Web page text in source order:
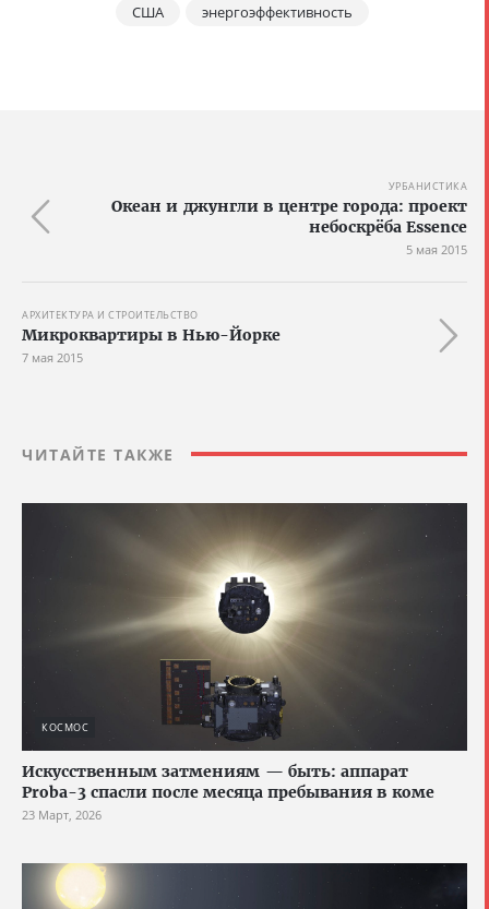
США
энергоэффективность
УРБАНИСТИКА
Океан и джунгли в центре города: проект
небоскрёба Essence
5 мая 2015
АРХИТЕКТУРА И СТРОИТЕЛЬСТВО
Микроквартиры в Нью-Йорке
7 мая 2015
ЧИТАЙТЕ ТАКЖЕ
КОСМОС
Искусственным затмениям — быть: аппарат
Proba-3 спасли после месяца пребывания в коме
23 Март, 2026